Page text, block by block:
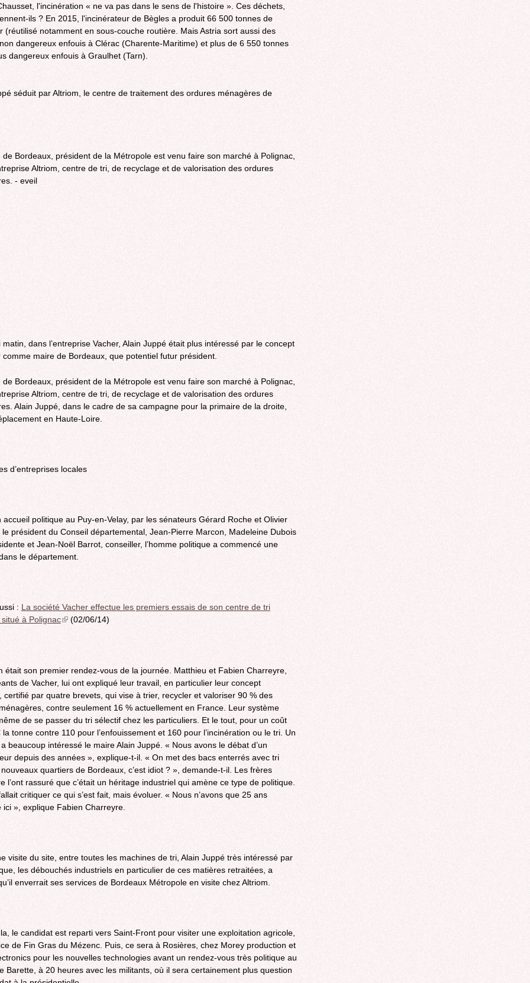
l'incinération « ne va pas dans le sens de l'histoire ». Ces déchets,
ils ? En 2015, l'incinérateur de Bègles a produit 66 500 tonnes de
(réutilisé notamment en sous-couche routière. Mais Astria sort aussi des
dangereux enfouis à Clérac (Charente-Maritime) et plus de 6 550 tonnes
dangereux enfouis à Graulhet (Tarn).
séduit par Altriom, le centre de traitement des ordures ménagères de
de Bordeaux, président de la Métropole est venu faire son marché à Polignac,
Altriom, centre de tri, de recyclage et de valorisation des ordures
- eveil
matin, dans l’entreprise Vacher, Alain Juppé était plus intéressé par le concept
comme maire de Bordeaux, que potentiel futur président.
de Bordeaux, président de la Métropole est venu faire son marché à Polignac,
Altriom, centre de tri, de recyclage et de valorisation des ordures
Alain Juppé, dans le cadre de sa campagne pour la primaire de la droite,
en Haute-Loire.
d’entreprises locales
accueil politique au Puy-en-Velay, par les sénateurs Gérard Roche et Olivier
le président du Conseil départemental, Jean-Pierre Marcon, Madeleine Dubois
et Jean-Noël Barrot, conseiller, l’homme politique a commencé une
le département.
: La société Vacher effectue les premiers essais de son centre de tri
à Polignac(link
external)
(02/06/14)
était son premier rendez-vous de la journée. Matthieu et Fabien Charreyre,
de Vacher, lui ont expliqué leur travail, en particulier leur concept
certifié par quatre brevets, qui vise à trier, recycler et valoriser 90 % des
contre seulement 16 % actuellement en France. Leur système
de se passer du tri sélectif chez les particuliers. Et le tout, pour un coût
tonne contre 110 pour l’enfouissement et 160 pour l’incinération ou le tri. Un
beaucoup intéressé le maire Alain Juppé. « Nous avons le débat d’un
depuis des années », explique-t-il. « On met des bacs enterrés avec tri
quartiers de Bordeaux, c’est idiot ? », demande-t-il. Les frères
l’ont rassuré que c’était un héritage industriel qui amène ce type de politique.
critiquer ce qui s’est fait, mais évoluer. « Nous n’avons que 25 ans
ici », explique Fabien Charreyre.
visite du site, entre toutes les machines de tri, Alain Juppé très intéressé par
les débouchés industriels en particulier de ces matières retraitées, a
enverrait ses services de Bordeaux Métropole en visite chez Altriom.
le candidat est reparti vers Saint-Front pour visiter une exploitation agricole,
de Fin Gras du Mézenc. Puis, ce sera à Rosières, chez Morey production et
pour les nouvelles technologies avant un rendez-vous très politique au
Barette, à 20 heures avec les militants, où il sera certainement plus question